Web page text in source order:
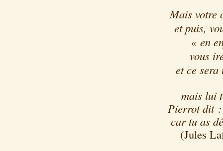
Mais votre
et puis,
« en
vous
et ce
mais lui
Pierrot dit :
car tu as
(Jules